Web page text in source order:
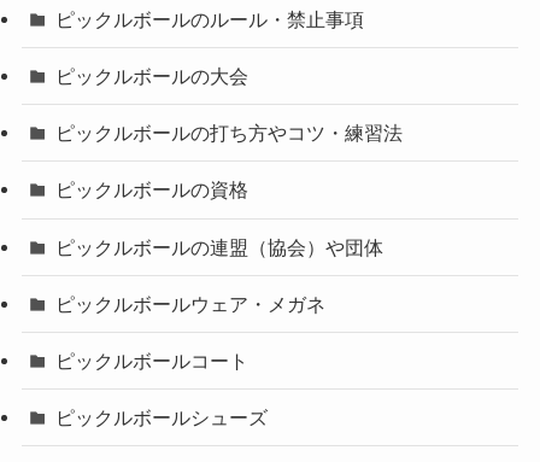
ピックルボールのルール・禁止事項
ピックルボールの大会
ピックルボールの打ち方やコツ・練習法
ピックルボールの資格
ピックルボールの連盟（協会）や団体
ピックルボールウェア・メガネ
ピックルボールコート
ピックルボールシューズ